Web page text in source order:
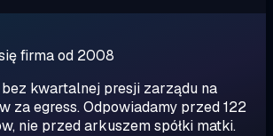
firma od 2008
kwartalnej presji zarządu na
za egress. Odpowiadamy przed 122
nie przed arkuszem spółki matki.